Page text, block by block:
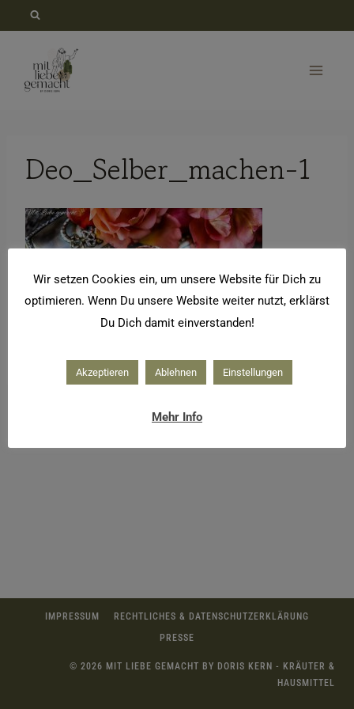
springen
Deo_Selber_machen-1
IMPRESSUM
RECHTLICHES & DATENSCHUTZERKLÄRUNG
PRESSE
© 2026 MIT LIEBE GEMACHT BY DORIS KERN - KRÄUTER &
HAUSMITTEL
Wir setzen Cookies ein, um unsere Website für Dich zu
optimieren. Wenn Du unsere Website weiter nutzt, erklärst
Du Dich damit einverstanden!
Akzeptieren Ablehnen Einstellungen
Mehr Info